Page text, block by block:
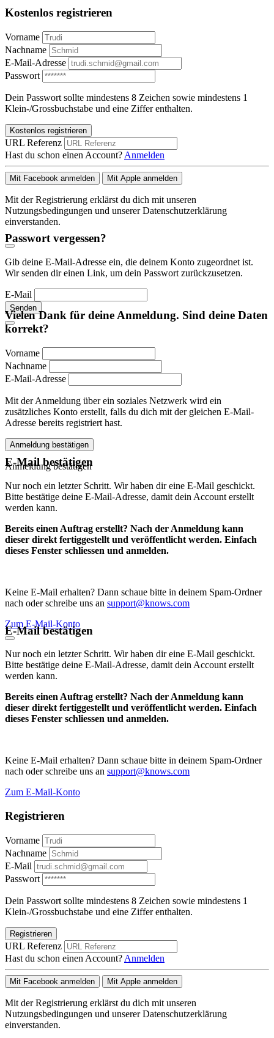
Kostenlos registrieren
Vorname
Nachname
E-Mail-Adresse
Passwort
Dein Passwort sollte mindestens 8 Zeichen sowie mindestens 1
Klein-/Grossbuchstabe und eine Ziffer enthalten.
Kostenlos registrieren
URL Referenz
Hast du schon einen Account? Anmelden
Mit Facebook anmelden Mit Apple anmelden
Mit der Registrierung erklärst du dich mit unseren
Nutzungsbedingungen und unserer Datenschutzerklärung
einverstanden.
Passwort vergessen?
Gib deine E-Mail-Adresse ein, die deinem Konto zugeordnet ist.
Wir senden dir einen Link, um dein Passwort zurückzusetzen.
E-Mail
Senden
Vielen Dank für deine Anmeldung. Sind deine Daten
korrekt?
Vorname
Nachname
E-Mail-Adresse
Mit der Anmeldung über ein soziales Netzwerk wird ein
zusätzliches Konto erstellt, falls du dich mit der gleichen E-Mail-
Adresse bereits registriert hast.
Anmeldung bestätigen
Anmeldung bestätigen
E-Mail bestätigen
Nur noch ein letzter Schritt. Wir haben dir eine E-Mail geschickt.
Bitte bestätige deine E-Mail-Adresse, damit dein Account erstellt
werden kann.
Bereits einen Auftrag erstellt? Nach der Anmeldung kann
dieser direkt fertiggestellt und veröffentlicht werden. Einfach
dieses Fenster schliessen und anmelden.
Keine E-Mail erhalten? Dann schaue bitte in deinem Spam-Ordner
nach oder schreibe uns an support@knows.com
Zum E-Mail-Konto
E-Mail bestätigen
Nur noch ein letzter Schritt. Wir haben dir eine E-Mail geschickt.
Bitte bestätige deine E-Mail-Adresse, damit dein Account erstellt
werden kann.
Bereits einen Auftrag erstellt? Nach der Anmeldung kann
dieser direkt fertiggestellt und veröffentlicht werden. Einfach
dieses Fenster schliessen und anmelden.
Keine E-Mail erhalten? Dann schaue bitte in deinem Spam-Ordner
nach oder schreibe uns an support@knows.com
Zum E-Mail-Konto
Registrieren
Vorname
Nachname
E-Mail
Passwort
Dein Passwort sollte mindestens 8 Zeichen sowie mindestens 1
Klein-/Grossbuchstabe und eine Ziffer enthalten.
Registrieren
URL Referenz
Hast du schon einen Account? Anmelden
Mit Facebook anmelden Mit Apple anmelden
Mit der Registrierung erklärst du dich mit unseren
Nutzungsbedingungen und unserer Datenschutzerklärung
einverstanden.